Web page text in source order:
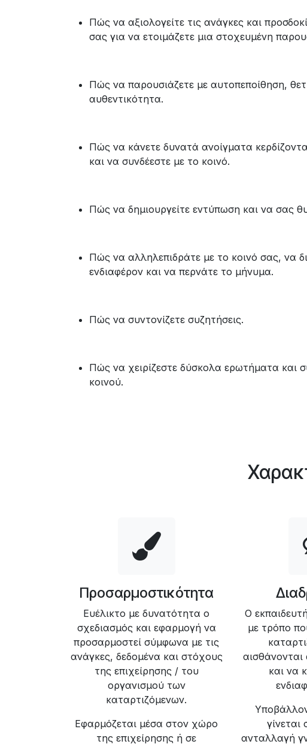
Πώς να αξιολογείτε τις ανάγκες και
σας για να ετοιμάζετε μια στοχευμένη
Πώς να παρουσιάζετε με αυτοπεποίθηση,
αυθεντικότητα.
Πώς να κάνετε δυνατά ανοίγματα
και να συνδέεστε με το κοινό.
Πώς να δημιουργείτε εντύπωση και να σας
Πώς να αλληλεπιδράτε με το κοινό σας, να
ενδιαφέρον και να περνάτε το μήνυμα.
Πώς να συντονίζετε συζητήσεις.
​Πώς να χειρίζεστε δύσκολα ερωτήματα και
κοινού.
Προσαρμοστικότητα
Ευέλικτο με δυνατότητα ο
σχεδιασμός και εφαρμογή να
προσαρμοστεί σύμφωνα με τις
ανάγκες, δεδομένα και στόχους
της επιχείρησης / του
οργανισμού των
καταρτιζόμενων.
Εφαρμόζεται μέσα στον χώρο
της επιχείρησης ή σε
Ο
με τρόπο
και να
γίνεται
ανταλλαγή